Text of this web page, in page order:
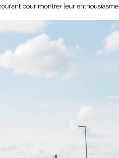
pour montrer leur enthousiasme.